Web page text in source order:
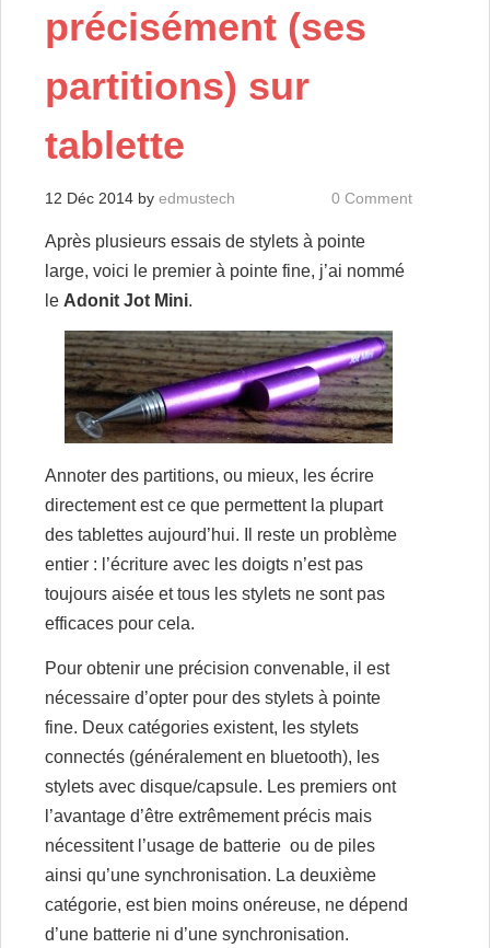
précisément (ses
partitions) sur
tablette
12 Déc 2014 by edmustech 0 Comment
Après plusieurs essais de stylets à pointe
large, voici le premier à pointe fine, j’ai nommé
le Adonit Jot Mini.
Annoter des partitions, ou mieux, les écrire
directement est ce que permettent la plupart
des tablettes aujourd’hui. Il reste un problème
entier : l’écriture avec les doigts n’est pas
toujours aisée et tous les stylets ne sont pas
efficaces pour cela.
Pour obtenir une précision convenable, il est
nécessaire d’opter pour des stylets à pointe
fine. Deux catégories existent, les stylets
connectés (généralement en bluetooth), les
stylets avec disque/capsule. Les premiers ont
l’avantage d’être extrêmement précis mais
nécessitent l’usage de batterie ou de piles
ainsi qu’une synchronisation. La deuxième
catégorie, est bien moins onéreuse, ne dépend
d’une batterie ni d’une synchronisation.